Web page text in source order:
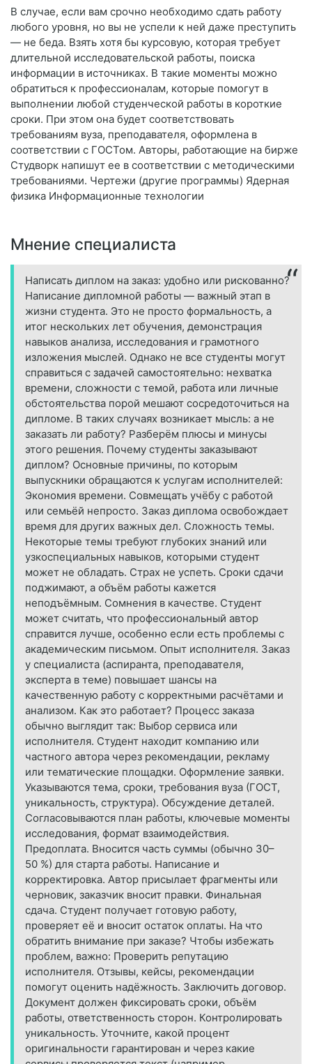
В случае, если вам срочно необходимо сдать работу
любого уровня, но вы не успели к ней даже преступить
— не беда. Взять хотя бы курсовую, которая требует
длительной исследовательской работы, поиска
информации в источниках. В такие моменты можно
обратиться к профессионалам, которые помогут в
выполнении любой студенческой работы в короткие
сроки. При этом она будет соответствовать
требованиям вуза, преподавателя, оформлена в
соответствии с ГОСТом. Авторы, работающие на бирже
Студворк напишут ее в соответствии с методическими
требованиями. Чертежи (другие программы) Ядерная
физика Информационные технологии
Мнение специалиста
Написать диплом на заказ: удобно или рискованно?
Написание дипломной работы — важный этап в
жизни студента. Это не просто формальность, а
итог нескольких лет обучения, демонстрация
навыков анализа, исследования и грамотного
изложения мыслей. Однако не все студенты могут
справиться с задачей самостоятельно: нехватка
времени, сложности с темой, работа или личные
обстоятельства порой мешают сосредоточиться на
дипломе. В таких случаях возникает мысль: а не
заказать ли работу? Разберём плюсы и минусы
этого решения. Почему студенты заказывают
диплом? Основные причины, по которым
выпускники обращаются к услугам исполнителей:
Экономия времени. Совмещать учёбу с работой
или семьёй непросто. Заказ диплома освобождает
время для других важных дел. Сложность темы.
Некоторые темы требуют глубоких знаний или
узкоспециальных навыков, которыми студент
может не обладать. Страх не успеть. Сроки сдачи
поджимают, а объём работы кажется
неподъёмным. Сомнения в качестве. Студент
может считать, что профессиональный автор
справится лучше, особенно если есть проблемы с
академическим письмом. Опыт исполнителя. Заказ
у специалиста (аспиранта, преподавателя,
эксперта в теме) повышает шансы на
качественную работу с корректными расчётами и
анализом. Как это работает? Процесс заказа
обычно выглядит так: Выбор сервиса или
исполнителя. Студент находит компанию или
частного автора через рекомендации, рекламу
или тематические площадки. Оформление заявки.
Указываются тема, сроки, требования вуза (ГОСТ,
уникальность, структура). Обсуждение деталей.
Согласовываются план работы, ключевые моменты
исследования, формат взаимодействия.
Предоплата. Вносится часть суммы (обычно 30–
50 %) для старта работы. Написание и
корректировка. Автор присылает фрагменты или
черновик, заказчик вносит правки. Финальная
сдача. Студент получает готовую работу,
проверяет её и вносит остаток оплаты. На что
обратить внимание при заказе? Чтобы избежать
проблем, важно: Проверить репутацию
исполнителя. Отзывы, кейсы, рекомендации
помогут оценить надёжность. Заключить договор.
Документ должен фиксировать сроки, объём
работы, ответственность сторон. Контролировать
уникальность. Уточните, какой процент
оригинальности гарантирован и через какие